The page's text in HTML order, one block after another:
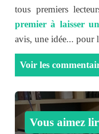
tous premiers
premier à laisser
avis, une idée... pour
Voir les
Vous aimez